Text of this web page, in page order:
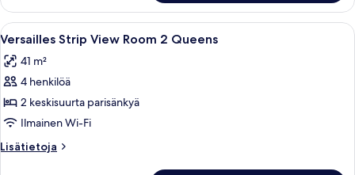
View
Room
King
Avaa
kaikki
huonetyypin
Versailles
Strip
View
Room
2
Hotellihuone, jossa on kaksi
4
Versailles Strip View Room 2 Queens
41 m²
4 henkilöä
2 keskisuurta parisänkyä
Ilmainen Wi-Fi
Lisätietoja
Lisätietoja